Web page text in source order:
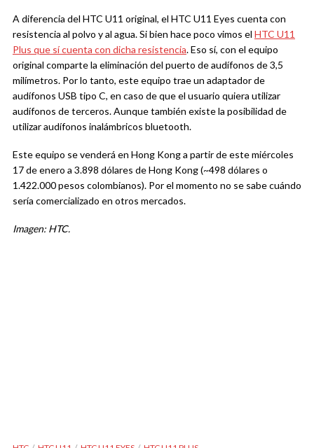
A diferencia del HTC U11 original, el HTC U11 Eyes cuenta con
resistencia al polvo y al agua. Si bien hace poco vimos el HTC U11
Plus que sí cuenta con dicha resistencia. Eso sí, con el equipo
original comparte la eliminación del puerto de audífonos de 3,5
milímetros. Por lo tanto, este equipo trae un adaptador de
audífonos USB tipo C, en caso de que el usuario quiera utilizar
audífonos de terceros. Aunque también existe la posibilidad de
utilizar audífonos inalámbricos bluetooth.
Este equipo se venderá en Hong Kong a partir de este miércoles
17 de enero a 3.898 dólares de Hong Kong (~498 dólares o
1.422.000 pesos colombianos). Por el momento no se sabe cuándo
sería comercializado en otros mercados.
Imagen: HTC.